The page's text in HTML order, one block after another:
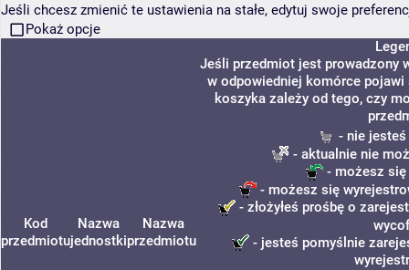
Jeśli chcesz zmienić te ustawienia na stałe, edytuj swoje
Pokaż opcje
Kod
przedmiotu
Nazwa
jednostki
Nazwa
przedmiotu
Jeśli przedmiot jest prowadzony
w odpowiedniej komórce
koszyka zależy od tego, czy
- nie
- aktualnie nie
- możesz się
- możesz się
- złożyłeś prośbę o
- jesteś pomyślnie